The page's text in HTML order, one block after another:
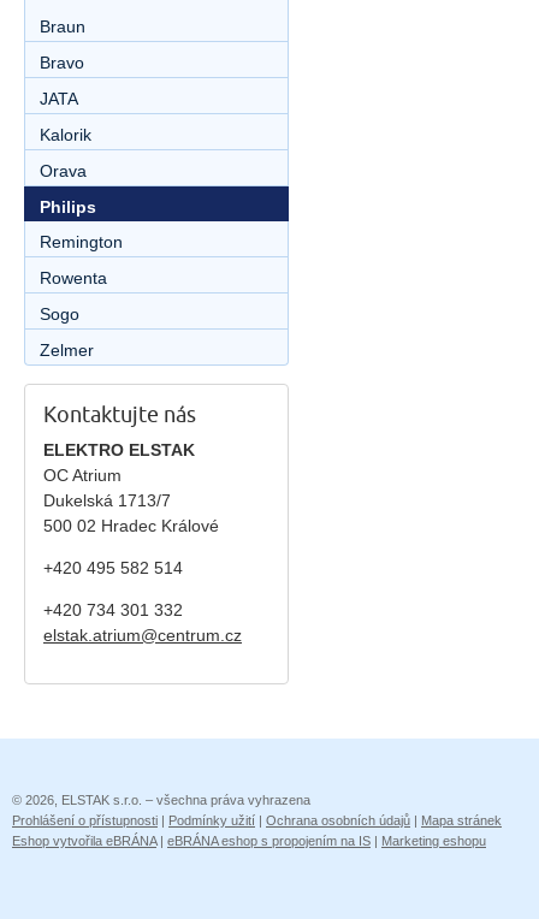
Braun
Bravo
JATA
Kalorik
Orava
Philips
Remington
Rowenta
Sogo
Zelmer
Kontaktujte nás
ELEKTRO ELSTAK
OC Atrium
Dukelská 1713/7
500 02 Hradec Králové
+420 495 582 514
+420 734 301 332
elstak.atrium@centrum.cz
© 2026, ELSTAK s.r.o. – všechna práva vyhrazena
Prohlášení o přístupnosti | Podmínky užití | Ochrana osobních údajů | Mapa stránek
Eshop vytvořila eBRÁNA| eBRÁNA eshop s propojením na IS | Marketing eshopu